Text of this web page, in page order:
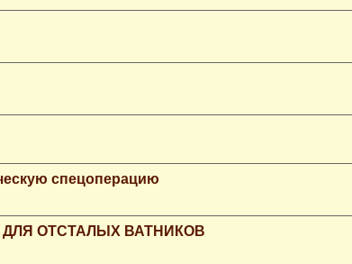
спецоперацию
ОТСТАЛЫХ ВАТНИКОВ